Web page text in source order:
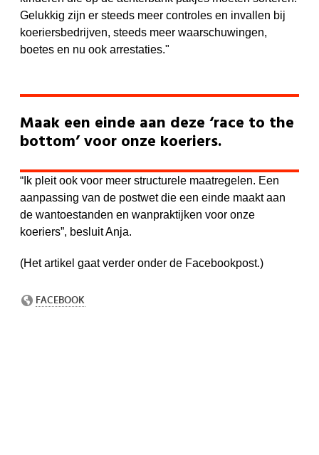
Gelukkig zijn er steeds meer controles en invallen bij
koeriersbedrijven, steeds meer waarschuwingen,
boetes en nu ook arrestaties."
Maak een einde aan deze ‘race to the
bottom’ voor onze koeriers.
“Ik pleit ook voor meer structurele maatregelen. Een
aanpassing van de postwet die een einde maakt aan
de wantoestanden en wanpraktijken voor onze
koeriers”, besluit Anja.
(Het artikel gaat verder onder de Facebookpost.)